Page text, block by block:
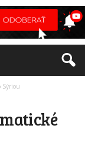
Sýriou